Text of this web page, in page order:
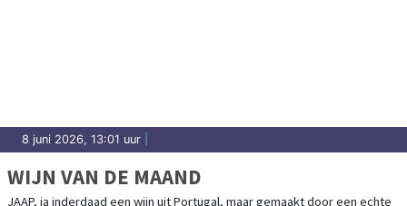
8 juni 2026, 13:01 uur
WIJN VAN DE MAAND
JAAP, ja inderdaad een wijn uit Portugal, maar gemaakt door een echte